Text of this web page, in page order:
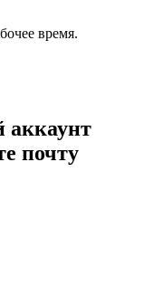
время.
аккаунт
почту